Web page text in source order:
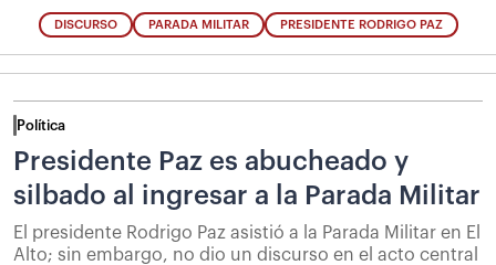
DISCURSO PARADA MILITAR PRESIDENTE RODRIGO PAZ
Política
Presidente Paz es abucheado y
silbado al ingresar a la Parada Militar
El presidente Rodrigo Paz asistió a la Parada Militar en El
Alto; sin embargo, no dio un discurso en el acto central